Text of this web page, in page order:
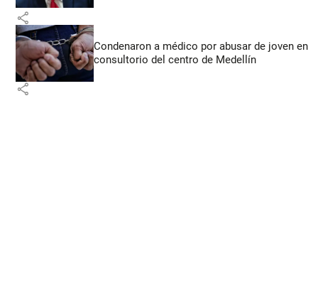
share
Condenaron a médico por abusar de joven en
consultorio del centro de Medellín
share